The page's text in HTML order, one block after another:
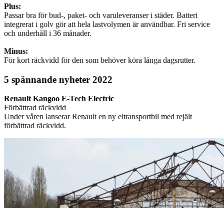
Plus:
Passar bra för bud-, paket- och varuleveranser i städer. Batteri
integrerat i golv gör att hela lastvolymen är användbar. Fri service
och underhåll i 36 månader.
Minus:
För kort räckvidd för den som behöver köra långa dagsrutter.
5 spännande nyheter 2022
Renault Kangoo E-Tech Electric
Förbättrad räckvidd
Under våren lanserar Renault en ny eltransportbil med rejält
förbättrad räckvidd.